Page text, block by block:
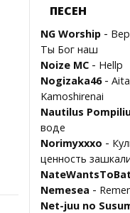
ПЕСЕН
NG Worship -
Ты Бог наш
Noize MC - Hellp
Nogizaka46-
Kamoshirenai
Nautilus
воде
Norimyxxxo -
ценность
Nemesea -
Net-juu no